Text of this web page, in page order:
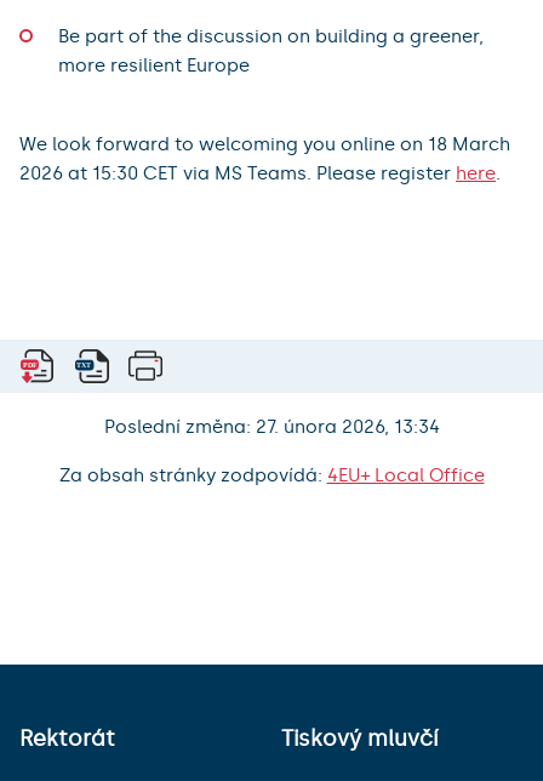
Be part of the discussion on building a greener,
more resilient Europe
We look forward to welcoming you online on 18 March
2026 at 15:30 CET via MS Teams. Please register here
Poslední změna: 27. února 2026, 13:34
Za obsah stránky zodpovídá: 4EU+ Local Office
Rektorát Tiskový mluvčí